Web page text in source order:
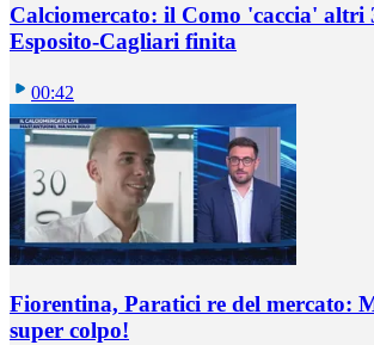
Calciomercato: il Como 'caccia' altri
Esposito-Cagliari finita
00:42
Fiorentina, Paratici re del mercato:
super colpo!